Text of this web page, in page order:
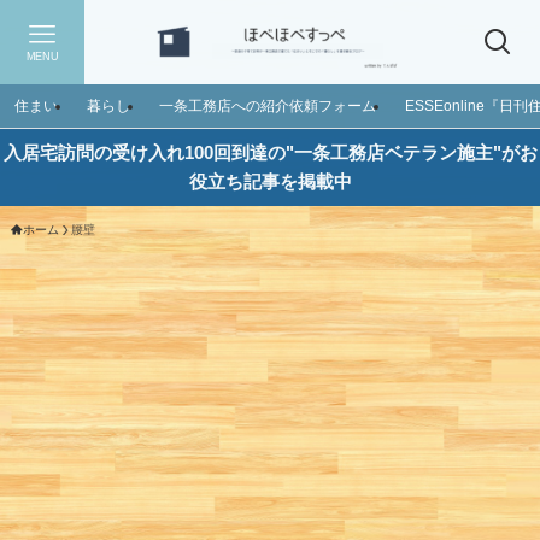
MENU
住まい 暮らし 一条工務店への紹介依頼フォーム ESSEonline『日刊
入居宅訪問の受け入れ100回到達の"一条工務店ベテラン施主"がお
役立ち記事を掲載中
ホーム 腰壁